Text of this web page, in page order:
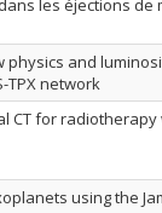
les éjections de
and
TPX network
CT for
using the